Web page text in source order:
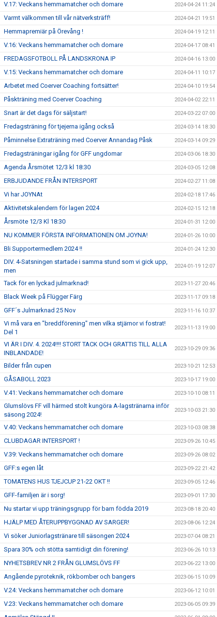
V.17: Veckans hemmamatcher och domare 2024-04-24 11:24
Varmt välkommen till vår nätverksträff! 2024-04-21 19:51
Hemmapremiär på Örevång ! 2024-04-19 12:11
V.16: Veckans hemmamatcher och domare 2024-04-17 08:41
FREDAGSFOTBOLL PÅ LANDSKRONA IP 2024-04-16 13:00
V.15: Veckans hemmamatcher och domare 2024-04-11 10:17
Arbetet med Coerver Coaching fortsätter! 2024-04-10 19:54
Påskträning med Coerver Coaching 2024-04-02 22:11
Snart är det dags för säljstart! 2024-03-22 07:00
Fredagsträning för tjejerna igång också 2024-03-14 18:30
Påminnelse Extraträning med Coerver Annandag Påsk 2024-03-14 09:29
Fredagsträningar igång för GFF ungdomar 2024-03-06 18:30
Agenda Årsmötet 12/3 kl 18:30 2024-03-05 12:08
ERBJUDANDE FRÅN INTERSPORT 2024-02-27 11:08
Vi har JOYNAt 2024-02-18 17:46
Aktivitetskalendern för lagen 2024 2024-02-15 12:18
Årsmöte 12/3 Kl 18:30 2024-01-31 12:00
NU KOMMER FÖRSTA INFORMATIONEN OM JOYNA! 2024-01-26 10:00
Bli Supportermedlem 2024 !! 2024-01-24 12:30
DIV. 4-Satsningen startade i samma stund som vi gick upp,
men
2024-01-19 12:07
Tack för en lyckad julmarknad! 2023-11-27 20:46
Black Week på Flügger Färg 2023-11-17 09:18
GFF´s Julmarknad 25 Nov 2023-11-16 10:37
Vi må vara en "breddförening" men vilka stjärnor vi fostrat!
Del 1
2023-11-13 19:00
VI ÄR I DIV. 4. 2024!!!! STORT TACK OCH GRATTIS TILL ALLA
INBLANDADE!
2023-10-29 09:36
Bilder från cupen 2023-10-21 12:53
GÅSABOLL 2023 2023-10-17 19:00
V.41: Veckans hemmamatcher och domare 2023-10-10 08:11
Glumslövs FF vill härmed stolt kungöra A-lagstränarna inför
säsong 2024!
2023-10-03 21:30
V.40: Veckans hemmamatcher och domare 2023-10-03 08:38
CLUBDAGAR INTERSPORT ! 2023-09-26 10:45
V.39: Veckans hemmamatcher och domare 2023-09-26 08:02
GFF:s egen låt 2023-09-22 21:42
TOMATENS HUS TJEJCUP 21-22 OKT !! 2023-09-05 12:46
GFF-familjen är i sorg! 2023-09-01 17:30
Nu startar vi upp träningsgrupp för barn födda 2019 2023-08-18 20:40
HJÄLP MED ÅTERUPPBYGGNAD AV SARGER! 2023-08-06 12:24
Vi söker Juniorlagstränare till säsongen 2024 2023-07-04 08:21
Spara 30% och stötta samtidigt din förening! 2023-06-26 10:13
NYHETSBREV NR 2 FRÅN GLUMSLÖVS FF 2023-06-22 13:00
Angående pyroteknik, rökbomber och bangers 2023-06-15 10:09
V.24: Veckans hemmamatcher och domare 2023-06-12 10:01
V.23: Veckans hemmamatcher och domare 2023-06-05 09:39